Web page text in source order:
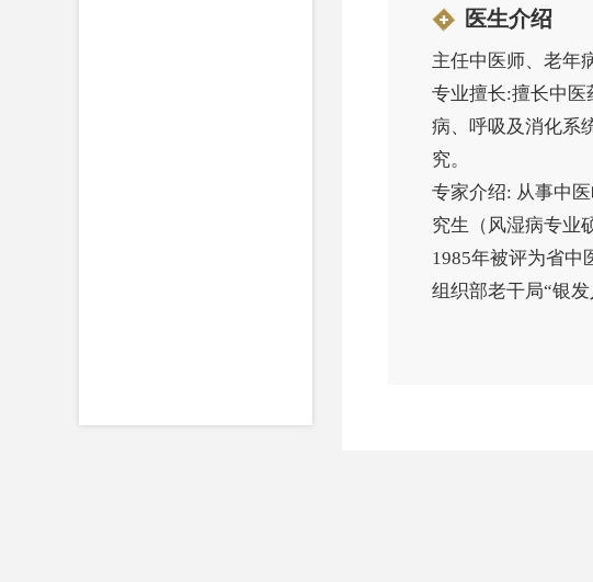
医生介绍
主任中医师、老年
专业擅长:擅长中医
病、呼吸及消化系
究。
专家介绍: 从事中
究生（风湿病专业
1985年被评为省中
组织部老干局“银